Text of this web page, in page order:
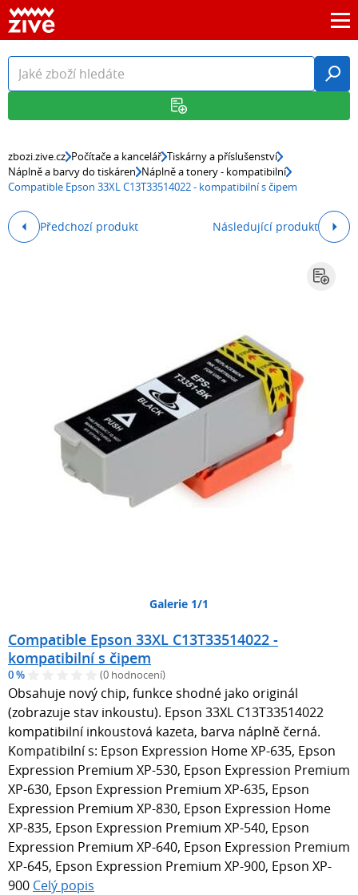
zbozi.zive.cz Počítače a kancelář Tiskárny a příslušenství
Náplně a barvy do tiskáren Náplně a tonery - kompatibilní
Compatible Epson 33XL C13T33514022 - kompatibilní s čipem
Předchozí produkt Následující produkt
Galerie 1/1
Compatible Epson 33XL C13T33514022 -
kompatibilní s čipem
0 % (0 hodnocení)
Obsahuje nový chip, funkce shodné jako originál
(zobrazuje stav inkoustu). Epson 33XL C13T33514022
kompatibilní inkoustová kazeta, barva náplně černá.
Kompatibilní s: Epson Expression Home XP-635, Epson
Expression Premium XP-530, Epson Expression Premium
XP-630, Epson Expression Premium XP-635, Epson
Expression Premium XP-830, Epson Expression Home
XP-835, Epson Expression Premium XP-540, Epson
Expression Premium XP-640, Epson Expression Premium
XP-645, Epson Expression Premium XP-900, Epson XP-
900 Celý popis